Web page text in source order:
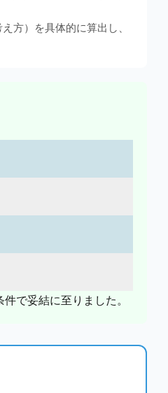
方）を具体的に算出し、
で妥結に至りました。